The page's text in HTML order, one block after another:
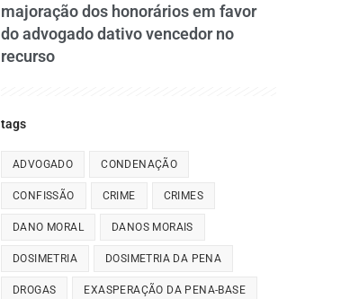
majoração dos honorários em favor
do advogado dativo vencedor no
recurso
tags
ADVOGADO CONDENAÇÃO
CONFISSÃO CRIME CRIMES
DANO MORAL DANOS MORAIS
DOSIMETRIA DOSIMETRIA DA PENA
DROGAS EXASPERAÇÃO DA PENA-BASE